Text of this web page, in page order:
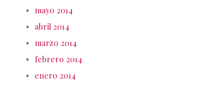
mayo 2014
abril 2014
marzo 2014
febrero 2014
enero 2014